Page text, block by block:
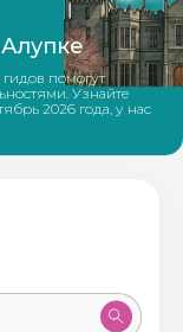
помогут
Узнайте
2026 года, у нас